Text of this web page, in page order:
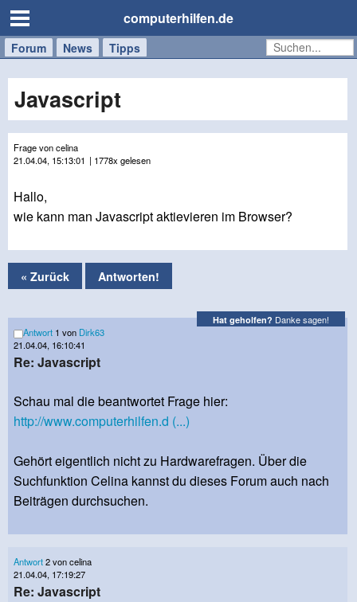
computerhilfen.de
Forum News Tipps
Handy
Tablet
Windows
Mac
Javascript
Frage von celina
21.04.04, 15:13:01 | 1778x gelesen
Hallo,
wie kann man Javascript aktievieren im Browser?
« Zurück Antworten!
Hat geholfen? Danke sagen!
Antwort 1 von Dirk63
21.04.04, 16:10:41
Re: Javascript
Schau mal die beantwortet Frage hier:
http://www.computerhilfen.d (...)
Gehört eigentlich nicht zu Hardwarefragen. Über die
Suchfunktion Celina kannst du dieses Forum auch nach
Beiträgen durchsuchen.
Antwort2 von celina
21.04.04, 17:19:27
Re: Javascript